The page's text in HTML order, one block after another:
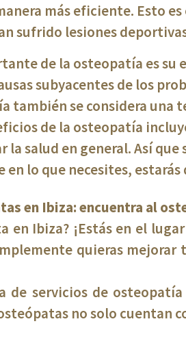
más eficiente. Esto
sufrido lesiones
de la osteopatía es su
subyacentes de los
también se considera una
de la osteopatía
la salud en general. Así
en lo que necesites,
en Ibiza: encuentra al
en Ibiza? ¡Estás en el
quieras
de servicios de
no solo cuentan